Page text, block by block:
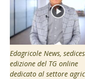
Edagricole News,
edizione del TG online
dedicato al settore